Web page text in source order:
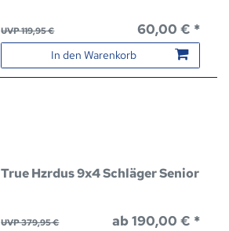
UVP 119,95 € 60,00 € *
In den Warenkorb
True Hzrdus 9x4 Schläger Senior
UVP 379,95 € ab 190,00 € *